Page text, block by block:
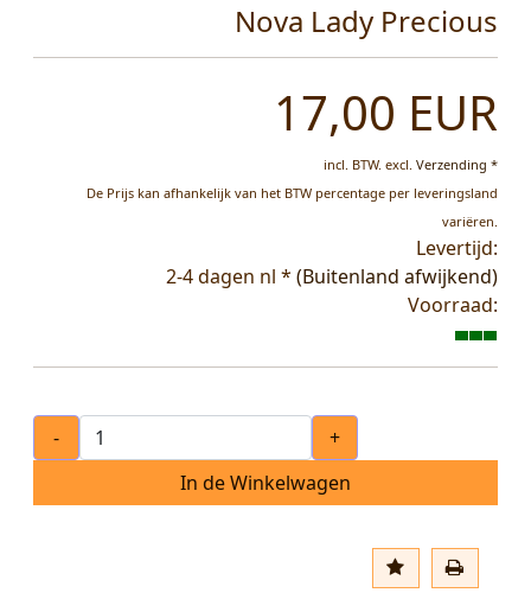
Nova Lady Precious
17,00 EUR
incl. BTW. excl. Verzending *
De Prijs kan afhankelijk van het BTW percentage per leveringsland
variëren.
Levertijd:
2-4 dagen nl * (Buitenland afwijkend)
Voorraad:
-
+
In de Winkelwagen